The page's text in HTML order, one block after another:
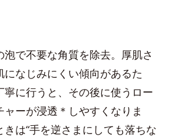
泡で不要な角質を除去。厚肌さ
になじみにくい傾向があるた
寧に行うと、その後に使うロー
ャーが浸透＊しやすくなりま
は“手を逆さまにしても落ちな